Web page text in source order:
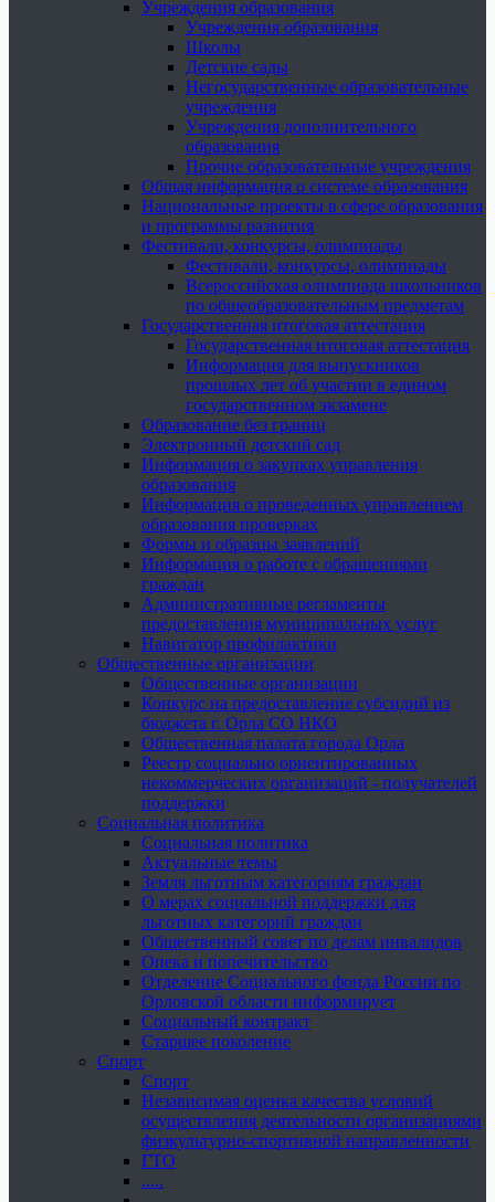
Учреждения образования
Учреждения образования
Школы
Детские сады
Негосударственные образовательные
учреждения
Учреждения дополнительного
образования
Прочие образовательные учреждения
Общая информация о системе образования
Национальные проекты в сфере образования
и программы развития
Фестивали, конкурсы, олимпиады
Фестивали, конкурсы, олимпиады
Всероссийская олимпиада школьников
по общеобразовательным предметам
Государственная итоговая аттестация
Государственная итоговая аттестация
Информация для выпускников
прошлых лет об участии в едином
государственном экзамене
Образование без границ
Электронный детский сад
Информация о закупках управления
образования
Информация о проведенных управлением
образования проверках
Формы и образцы заявлений
Информация о работе с обращениями
граждан
Административные регламенты
предоставления муниципальных услуг
Навигатор профилактики
Общественные организации
Общественные организации
Конкурс на предоставление субсидий из
бюджета г. Орла СО НКО
Общественная палата города Орла
Реестр социально ориентированных
некоммерческих организаций - получателей
поддержки
Социальная политика
Социальная политика
Актуальные темы
Земля льготным категориям граждан
О мерах социальной поддержки для
льготных категорий граждан
Общественный совет по делам инвалидов
Опека и попечительство
Отделение Социального фонда России по
Орловской области информирует
Социальный контракт
Старшее поколение
Спорт
Спорт
Независимая оценка качества условий
осуществления деятельности организациями
физкультурно-спортивной направленности
ГТО
.....